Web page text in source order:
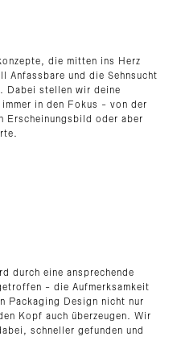
die mitten ins Herz
Anfassbare und die Sehnsucht
Dabei stellen wir deine
in den Fokus - von der
Erscheinungsbild oder aber
durch eine ansprechende
- die Aufmerksamkeit
Packaging Design nicht nur
Kopf auch überzeugen. Wir
schneller gefunden und